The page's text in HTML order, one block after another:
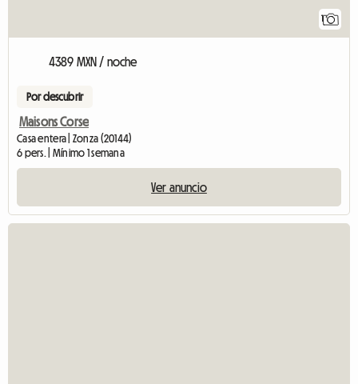
1
4389 MXN / noche
Por descubrir
Maisons Corse
Casa entera | Zonza (20144)
6 pers. | Mínimo 1 semana
Ver anuncio